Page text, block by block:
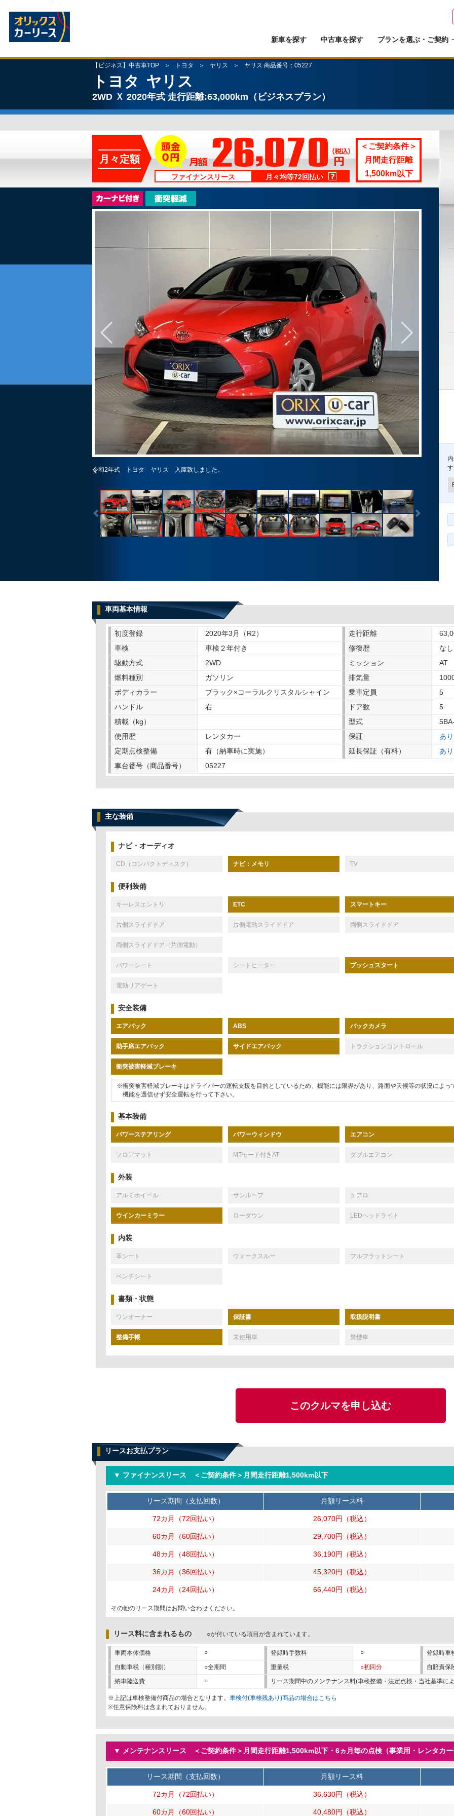
新車を探す 中古車を探す プランを選ぶ・ご契約
【ビジネス】中古車TOP トヨタ ヤリス ヤリス 商品番号：05227
トヨタ ヤリス
2WD Ｘ 2020年式 走行距離:63,000km （ビジネスプラン）
月々定額
ファイナンスリース 月々均等72回払い
＜ご契約条件＞
月間走行距離
1,500km以下
令和2年式 トヨタ ヤリス 入庫致しました。
車両基本情報
初度登録 2020年3月（R2） 走行距離
車検
車検２年付き 修復歴
なし
駆動方式
2WD ミッション
AT
燃料種別
ガソリン 排気量
ボディカラー
ブラック×コーラルクリスタルシャイン 乗車定員
5
ハンドル
右 ドア数
5
積載（kg）
型式
使用歴
レンタカー 保証
あり
定期点検整備
有（納車時に実施） 延長保証（有料）
あり
車台番号（商品番号）
05227
主な装備
ナビ・オーディオ
CD（コンパクトディスク） ナビ：メモリ TV
便利装備
キーレスエントリ ETC スマートキー
片側スライドドア 片側電動スライドドア 両側スライドドア
両側スライドドア（片側電動）
パワーシート シートヒーター プッシュスタート
電動リアゲート
安全装備
エアバック ABS バックカメラ
助手席エアバック サイドエアバック トラクションコントロール
衝突被害軽減ブレーキ
※衝突被害軽減ブレーキはドライバーの運転支援を目的としているため、機能には限界があり、路面や天候等の状況によっ
機能を過信せず安全運転を行って下さい。
基本装備
パワーステアリング パワーウィンドウ エアコン
フロアマット MTモード付きAT ダブルエアコン
外装
アルミホイール サンルーフ エアロ
ウインカーミラー ローダウン LEDヘッドライト
内装
革シート ウォークスルー フルフラットシート
ベンチシート
書類・状態
ワンオーナー 保証書 取扱説明書
整備手帳 未使用車 禁煙車
このクルマを申し込む
リースお支払プラン
▼ ファイナンスリース ＜ご契約条件＞月間走行距離1,500km以下
リース期間（支払回数） 月額リース料
72カ月（72回払い） 26,070円 （税込）
60カ月（60回払い） 29,700円 （税込）
48カ月（48回払い） 36,190円 （税込）
36カ月（36回払い） 45,320円 （税込）
24カ月（24回払い） 66,440円 （税込）
その他のリース期間はお問い合わせください。
リース料に含まれるもの ○が付いている項目が含まれています。
車両本体価格 ○ 登録時手数料 ○ 登録時車
自動車税（種別割） ○全期間 重量税 ○初回分 自賠責保
納車陸送費
○ リース期間中のメンテナンス料(車検整備・法定点検・当社基準に
※上記は車検整備付商品の場合となります。 車検付(車検残あり)商品の場合はこちら
※任意保険料は含まれておりません。
▼ メンテナンスリース ＜ご契約条件＞月間走行距離1,500km以下・6ヵ月毎の点検（事業用・レンタカー
リース期間（支払回数） 月額リース料
72カ月（72回払い） 36,630円 （税込）
60カ月（60回払い） 40,480円 （税込）